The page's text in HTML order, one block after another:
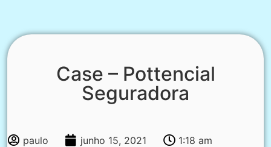
Case – Pottencial
Seguradora
paulo junho 15, 2021 1:18 am